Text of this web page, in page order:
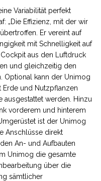
Variabilität perfekt
„Die Effizienz, mit der wir
Er vereint auf
mit Schnelligkeit auf
aus den Luftdruck
und gleichzeitig den
Optional kann der Unimog
und Nutzpflanzen
ausgestattet werden. Hinzu
vorderem und hinterem
ist der Unimog
Anschlüsse direkt
An- und Aufbauten
Unimog die gesamte
über die
sämtlicher